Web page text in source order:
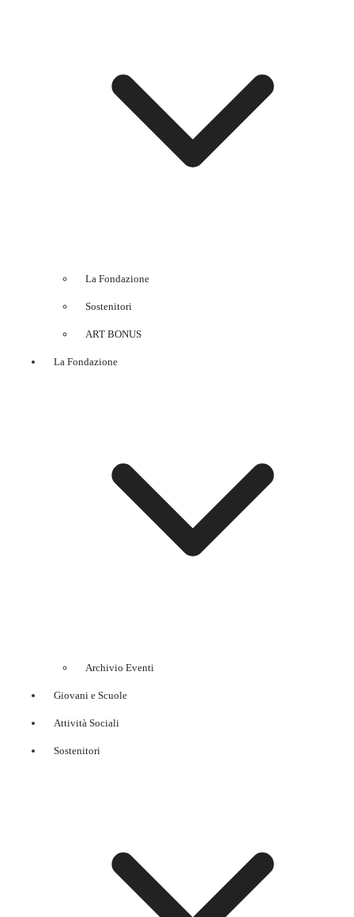
La Fondazione
Sostenitori
ART BONUS
La Fondazione
Archivio Eventi
Giovani e Scuole
Attività Sociali
Sostenitori